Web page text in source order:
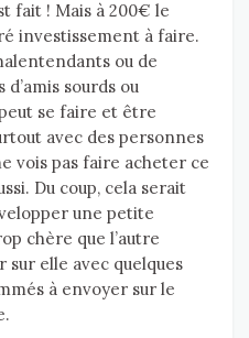
fait ! Mais à 200€ le
investissement à faire.
ou de
d’amis sourds ou
se faire et être
avec des personnes
vois pas faire acheter ce
Du coup, cela serait
une petite
chère que l’autre
sur elle avec quelques
à envoyer sur le